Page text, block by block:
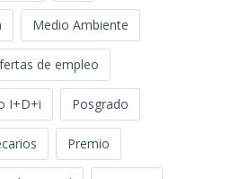
Medio Ambiente
de empleo
I+D+i Posgrado
Premio